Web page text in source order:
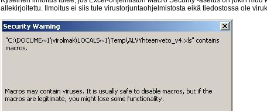
allekirjoitettu. Ilmoitus ei siis tule virustorjuntaohjelmistosta eikä tiedostossa ole